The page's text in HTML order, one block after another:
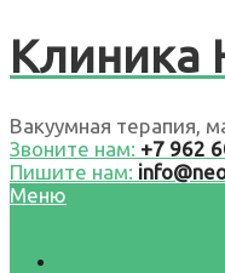
Клиника
Вакуумная терапия,
Звоните нам: +7 962
Пишите нам:
Меню